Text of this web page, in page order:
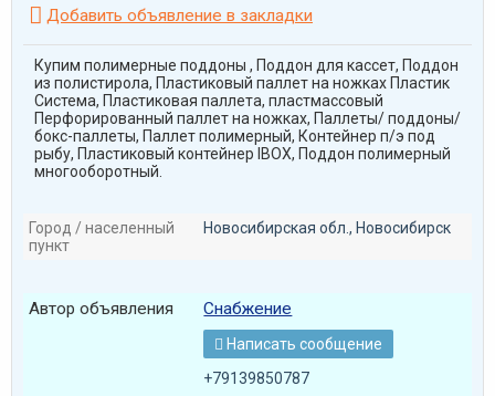
 Добавить объявление в закладки
Купим полимерные поддоны , Поддон для кассет, Поддон
из полистирола, Пластиковый паллет на ножках Пластик
Система, Пластиковая паллета, пластмассовый
Перфорированный паллет на ножках, Паллеты/ поддоны/
бокс-паллеты, Паллет полимерный, Контейнер п/э под
рыбу, Пластиковый контейнер IBOX, Поддон полимерный
многооборотный.
Город / населенный
пункт
Новосибирская обл., Новосибирск
Автор объявления Снабжение
 Написать сообщение
+79139850787